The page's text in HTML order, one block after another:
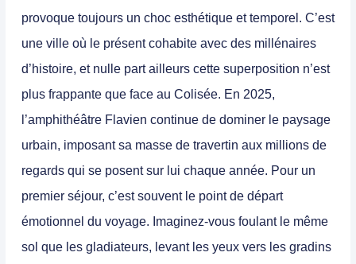
provoque toujours un choc esthétique et temporel. C’est
une ville où le présent cohabite avec des millénaires
d’histoire, et nulle part ailleurs cette superposition n’est
plus frappante que face au Colisée. En 2025,
l’amphithéâtre Flavien continue de dominer le paysage
urbain, imposant sa masse de travertin aux millions de
regards qui se posent sur lui chaque année. Pour un
premier séjour, c’est souvent le point de départ
émotionnel du voyage. Imaginez-vous foulant le même
sol que les gladiateurs, levant les yeux vers les gradins